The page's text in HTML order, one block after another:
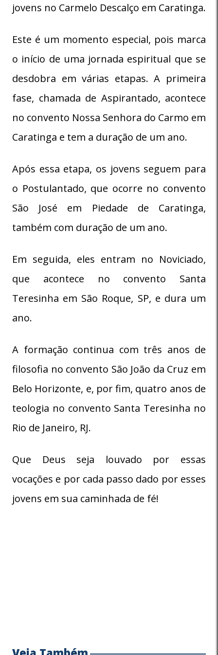
jovens no Carmelo Descalço em Caratinga.
Este é um momento especial, pois marca
o início de uma jornada espiritual que se
desdobra em várias etapas. A primeira
fase, chamada de Aspirantado, acontece
no convento Nossa Senhora do Carmo em
Caratinga e tem a duração de um ano.
Após essa etapa, os jovens seguem para
o Postulantado, que ocorre no convento
São José em Piedade de Caratinga,
também com duração de um ano.
Em seguida, eles entram no Noviciado,
que acontece no convento Santa
Teresinha em São Roque, SP, e dura um
ano.
A formação continua com três anos de
filosofia no convento São João da Cruz em
Belo Horizonte, e, por fim, quatro anos de
teologia no convento Santa Teresinha no
Rio de Janeiro, RJ.
Que Deus seja louvado por essas
vocações e por cada passo dado por esses
jovens em sua caminhada de fé!